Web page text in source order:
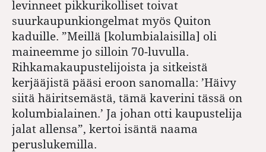
levinneet pikkurikolliset toivat
suurkaupunkiongelmat myös Quiton
kaduille. ”Meillä [kolumbialaisilla] oli
maineemme jo silloin 70-luvulla.
Rihkamakaupustelijoista ja sitkeistä
kerjääjistä pääsi eroon sanomalla: ’Häivy
siitä häiritsemästä, tämä kaverini tässä on
kolumbialainen.’ Ja johan otti kaupustelija
jalat allensa”, kertoi isäntä naama
peruslukemilla.